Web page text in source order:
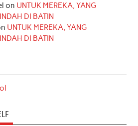
on UNTUK MEREKA, YANG
DI BATIN
UNTUK MEREKA, YANG
DI BATIN